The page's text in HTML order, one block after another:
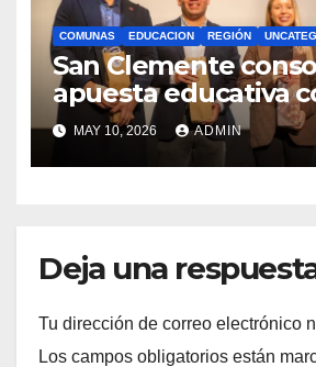
COMUNAS EDUCACION REGIÓN
San Clemente
apuesta educativa
lanzamiento del
Preuniversitario
MAY 10, 2026 ADMIN
Deja una
Tu dirección de correo electrónico
Los campos obligatorios están